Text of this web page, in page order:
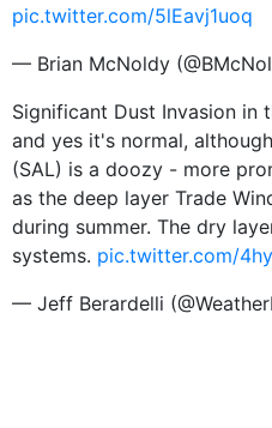
pic.twitter.com/5lEavj1uoq
— Brian McNoldy
Significant Dust Invasion in
and yes it's normal,
(SAL) is a doozy - more
as the deep layer Trade
during summer. The dry
systems. pic.twitter.com/
— Jeff Berardelli